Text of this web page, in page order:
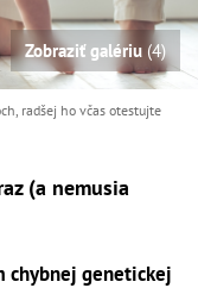
Zobraziť galériu (4)
radšej ho včas otestujte
(a nemusia
chybnej genetickej